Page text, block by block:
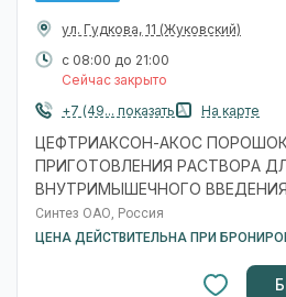
ул. Гудкова, 11 (Жуковский)
с 08:00 до 21:00
Сейчас закрыто
+7 (49... показать
На карте
ЦЕФТРИАКСОН-АКОС
ПРИГОТОВЛЕНИЯ РАСТВОРА
ВНУТРИМЫШЕЧНОГО ВВЕДЕНИЯ
Синтез ОАО, Россия
ЦЕНА ДЕЙСТВИТЕЛЬНА ПРИ